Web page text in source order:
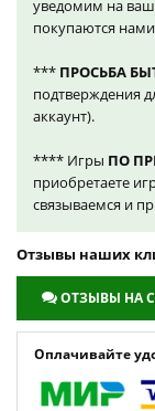
уведомим на
покупаются
*** ПРОСЬБА
подтверждения
аккаунт).
**** Игры ПО
приобретаете
связываемся и
Отзывы наших
ОТЗЫВЫ НА
Оплачивайте